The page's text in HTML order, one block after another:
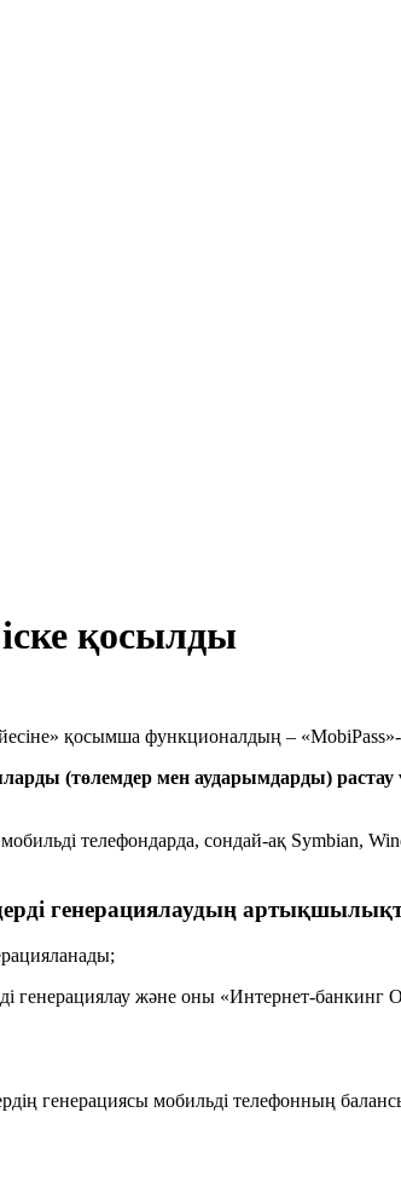
қосылды
қосымша функционалдың –
(төлемдер мен аударымдарды) растау
телефондарда, сондай-ақ Symbian,
генерациялаудың
және оны «Интернет-банкинг
генерациясы мобильді телефонның